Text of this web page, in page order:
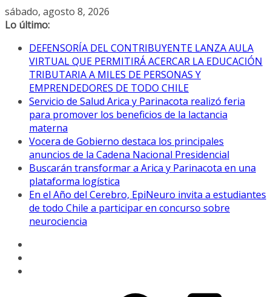
Saltar
al
sábado, agosto 8, 2026
Lo último:
DEFENSORÍA DEL CONTRIBUYENTE LANZA AULA
VIRTUAL QUE PERMITIRÁ ACERCAR LA EDUCACIÓN
TRIBUTARIA A MILES DE PERSONAS Y
EMPRENDEDORES DE TODO CHILE
Servicio de Salud Arica y Parinacota realizó feria
para promover los beneficios de la lactancia
materna
Vocera de Gobierno destaca los principales
anuncios de la Cadena Nacional Presidencial
Buscarán transformar a Arica y Parinacota en una
plataforma logística
En el Año del Cerebro, EpiNeuro invita a estudiantes
de todo Chile a participar en concurso sobre
neurociencia